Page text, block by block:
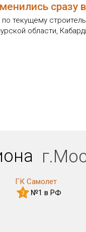
сразу
текущему
области,
ГК Самолет
3 №1 в РФ